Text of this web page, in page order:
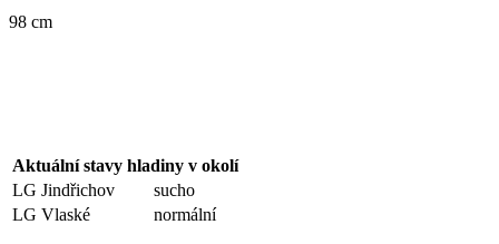
98 cm
Aktuální stavy hladiny v okolí
LG Jindřichov
sucho
LG Vlaské
normální